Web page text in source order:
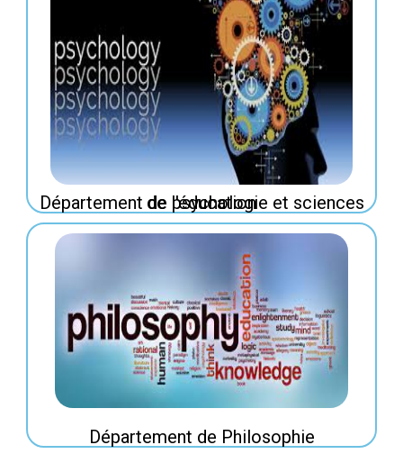
Département de psychologie et sciences de l'éducation
Département de Philosophie